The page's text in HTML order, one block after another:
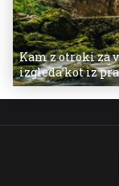
Kam z otroki za
izgleda kot iz